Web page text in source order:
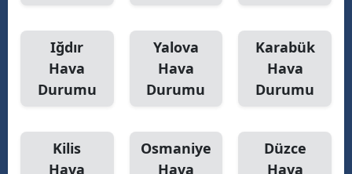
Iğdır
Hava
Durumu
Yalova
Hava
Durumu
Karabük
Hava
Durumu
Kilis
Hava
Osmaniye
Hava
Düzce
Hava